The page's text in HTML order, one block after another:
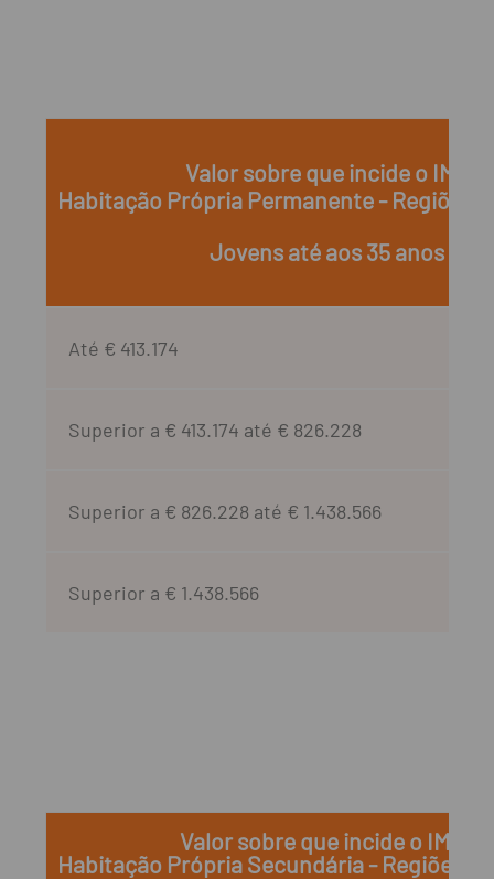
Valor sobre que incide o IMT
Habitação Própria Permanente - Regiões
Jovens até aos 35 anos
Até € 413.174
Superior a € 413.174 até € 826.228
Superior a € 826.228 até € 1.438.566
Superior a € 1.438.566
Valor sobre que incide o IMT
Habitação Própria Secundária - Regiões